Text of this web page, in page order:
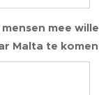
mee
Malta te